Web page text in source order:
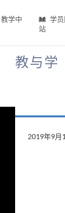
教学中
学员
站
教与学
2019年9月